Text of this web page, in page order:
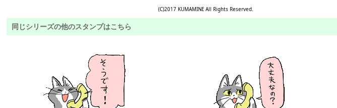
(C)2017 KUMAMINE All Rights Reserved.
同じシリーズの他のスタンプはこちら